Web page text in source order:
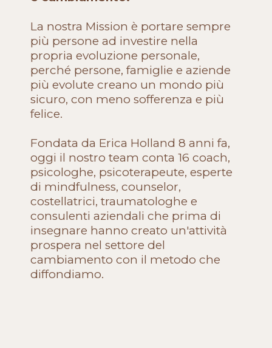
La nostra Mission è portare sempre
più persone ad investire nella
propria evoluzione personale,
perché persone, famiglie e aziende
più evolute creano un mondo più
sicuro, con meno sofferenza e più
felice.
Fondata da Erica Holland 8 anni fa,
oggi il nostro team conta 16 coach,
psicologhe, psicoterapeute, esperte
di mindfulness, counselor,
costellatrici, traumatologhe e
consulenti aziendali che prima di
insegnare hanno creato un'attività
prospera nel settore del
cambiamento con il metodo che
diffondiamo.